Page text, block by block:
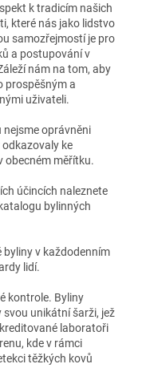
k tradicím našich
které nás jako lidstvo
samozřejmostí je pro
a postupování v
nám na tom, aby
prospěšným a
uživateli.
oprávněni
ke
obecném měřítku.
účincích naleznete
bylinných
byliny v každodenním
lidí.
kontrole. Byliny
unikátní šarži, jež
laboratoři
kde v rámci
těžkých kovů